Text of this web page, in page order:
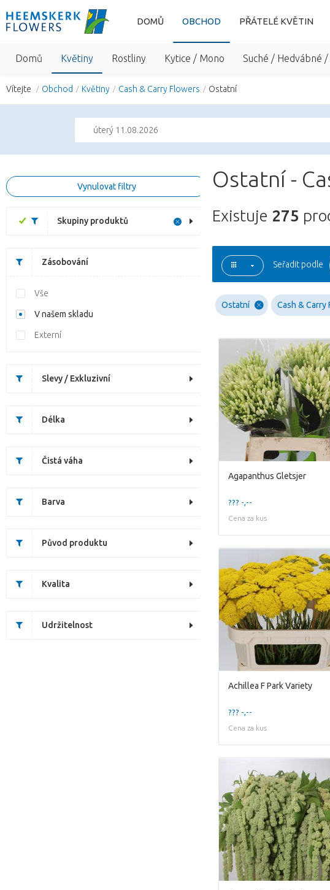
DOMŮ OBCHOD PŘÁTELÉ KVĚTIN
Domů Květiny Rostliny Kytice / Mono Suché / Hedvábné
Vítejte Obchod Květiny Cash & Carry Flowers Ostatní
úterý 11.08.2026
Vynulovat filtry
Skupiny produktů
Zásobování
Vše
V našem skladu
Externí
Slevy / Exkluzivní
Délka
Čistá váha
Barva
Původ produktu
Kvalita
Udržitelnost
Ostatní -
Existuje 275
Seřadit podle
Ostatní Cash & Carry
Agapanthus Gletsjer
??? -,--
Cena za kus
Achillea F Park Variety
??? -,--
Cena za kus